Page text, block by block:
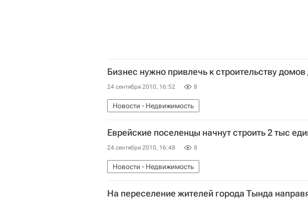
Бизнес нужно привлечь к строительству
24 сентября 2010, 16:52 8
Новости - Недвижимость
Еврейские поселенцы начнут строить 2 тыс
24 сентября 2010, 16:48 8
Новости - Недвижимость
На переселение жителей города Тында